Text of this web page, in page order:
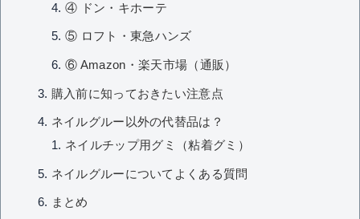
④ ドン・キホーテ
⑤ ロフト・東急ハンズ
⑥ Amazon・楽天市場（通販）
購入前に知っておきたい注意点
ネイルグルー以外の代替品は？
ネイルチップ用グミ（粘着グミ）
ネイルグルーについてよくある質問
まとめ